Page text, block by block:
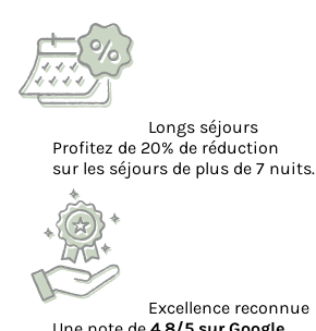
Longs séjours
Profitez de 20% de réduction
sur les séjours de plus de 7 nuits.
Excellence reconnue